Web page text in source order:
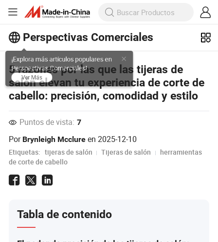
Perspectivas Comerciales
¡Explora más artículos populares en
Perspectivas Comerciales!
Ver Más
5 razones por las que las tijeras de
salón elevan tu experiencia de corte de
cabello: precisión, comodidad y estilo
Puntos de vista: 7
Por Brynleigh Mcclure en2025-12-10
Etiquetas: tijeras de salón Tijeras de salón
herramientas
de corte de cabello
Tabla de contenido